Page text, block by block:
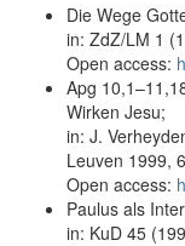
Die Wege
in: ZdZ/LM 1
Open access:
Apg
Wirken Jesu;
in: J.
Leuven 1999,
Open access:
Paulus als
in: KuD 45